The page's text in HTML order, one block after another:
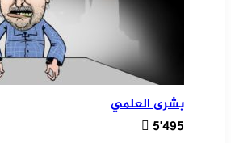
بشرى العلمي
5٬495